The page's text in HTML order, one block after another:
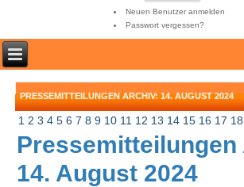
Neuen Benutzer anmelden
Passwort vergessen?
PRESSEMITTEILUNGEN ARCHIV: 14. AUGUST 2024
1 2 3 4 5 6 7 8 9 10 11 12 13 14 15 16 17 18
Pressemitteilungen
14. August 2024